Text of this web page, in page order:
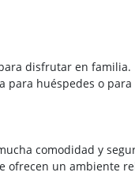
disfrutar en familia.
para huéspedes o
comodidad y
ofrecen un ambiente